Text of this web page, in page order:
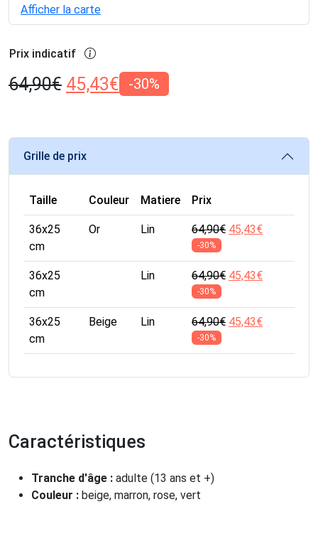
Afficher la carte
Prix indicatif
64,90€ 45,43€ -30%
Grille de prix
Taille Couleur Matiere Prix
36x25
cm
Or Lin 64,90€ 45,43€
-30%
36x25
cm
Lin 64,90€ 45,43€
-30%
36x25
cm
Beige Lin 64,90€ 45,43€
-30%
Caractéristiques
Tranche d'âge : adulte (13 ans et +)
Couleur : beige, marron, rose, vert